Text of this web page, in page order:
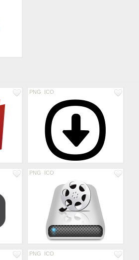
PNG ICO
PNG ICO
PNG ICO